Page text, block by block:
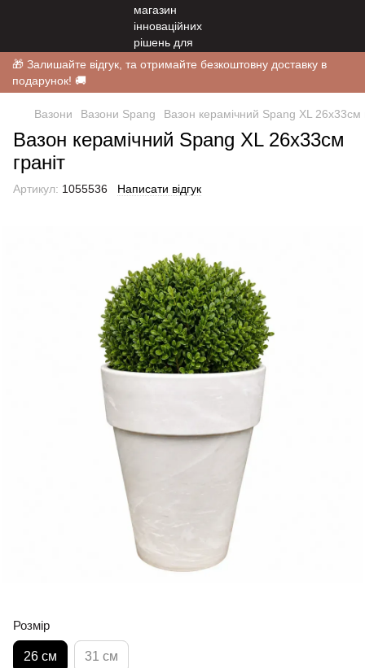
🎁 Залишайте відгук, та отримайте безкоштовну доставку в
подарунок! 🚚
Вазони Вазони Spang Вазон керамічний Spang XL 26х33см
Вазон керамічний Spang XL 26х33см
граніт
Артикул: 1055536 Написати відгук
Розмір
26 см 31 см